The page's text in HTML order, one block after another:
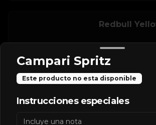
Redbull
$2.500
Salsas Extras
Campari Spritz
Este producto no esta disponible
Instrucciones especiales